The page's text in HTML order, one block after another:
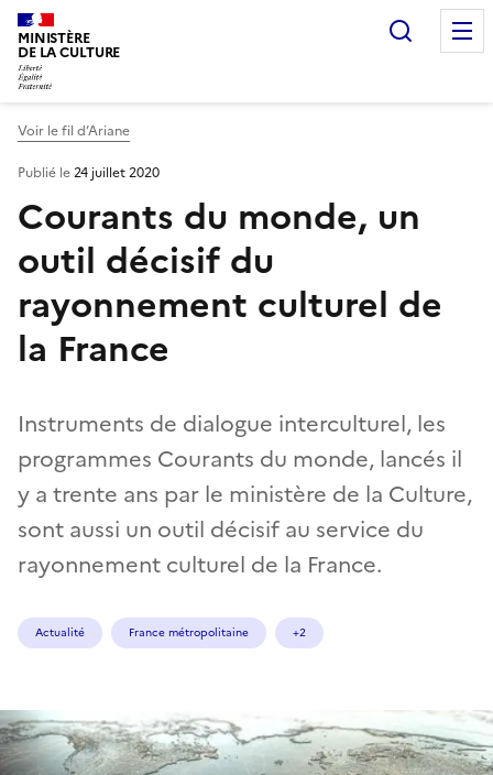
MINISTÈRE
DE LA CULTURE
Voir le fil d’Ariane
Courants du monde, un
outil décisif du
rayonnement culturel de
la France
Instruments de dialogue interculturel, les
programmes Courants du monde, lancés il
y a trente ans par le ministère de la Culture,
sont aussi un outil décisif au service du
rayonnement culturel de la France.
Publié le24 juillet 2020
Actualité France métropolitaine +2